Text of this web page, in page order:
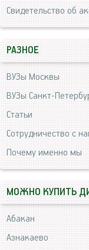
Свидетельство об
РАЗНОЕ
ВУЗы Москвы
ВУЗы Санкт-
Статьи
Сотрудничество с
Почему именно мы
МОЖНО КУПИТЬ
Абакан
Азнакаево